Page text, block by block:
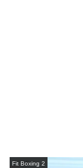
Fit Boxing 2